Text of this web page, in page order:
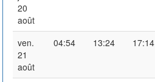
20
août
ven.
21
août
04:54 13:24 17:14